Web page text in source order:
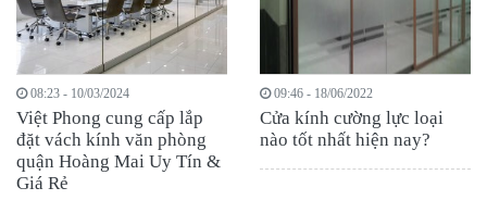
08:23 - 10/03/2024
Việt Phong cung cấp lắp
đặt vách kính văn phòng
quận Hoàng Mai Uy Tín &
Giá Rẻ
09:46 - 18/06/2022
Cửa kính cường lực loại
nào tốt nhất hiện nay?